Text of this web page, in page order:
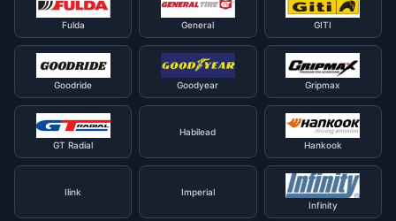
Fulda General GITI
Goodride Goodyear Gripmax
GT Radial
Habilead
Hankook
Ilink
Imperial
Infinity